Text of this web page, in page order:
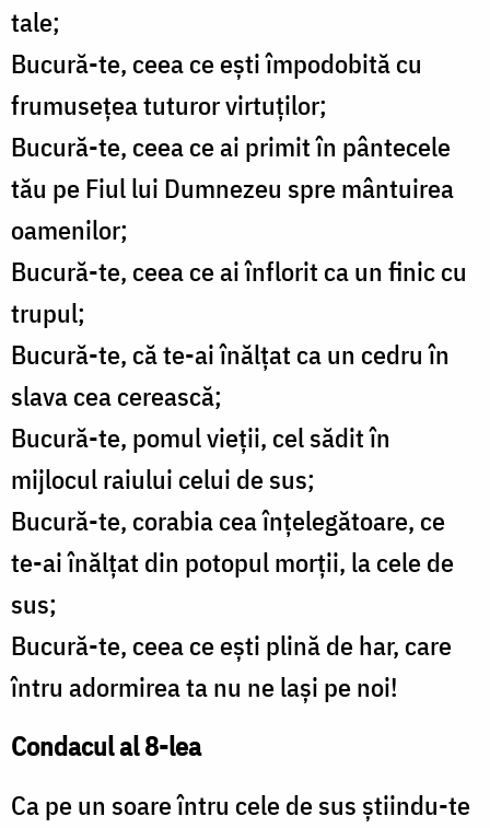
tale;
Bucură-te, ceea ce eşti împodobită cu
frumuseţea tuturor virtuţilor;
Bucură-te, ceea ce ai primit în pântecele
tău pe Fiul lui Dumnezeu spre mântuirea
oamenilor;
Bucură-te, ceea ce ai înflorit ca un finic cu
trupul;
Bucură-te, că te-ai înălţat ca un cedru în
slava cea cerească;
Bucură-te, pomul vieţii, cel sădit în
mijlocul raiului celui de sus;
Bucură-te, corabia cea înţelegătoare, ce
te-ai înălţat din potopul morţii, la cele de
sus;
Bucură-te, ceea ce eşti plină de har, care
întru adormirea ta nu ne laşi pe noi!
Condacul al 8-lea
Ca pe un soare întru cele de sus ştiindu-te